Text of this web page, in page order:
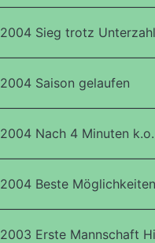
2004 Sieg trotz Unterzahl
2004 Saison gelaufen
2004 Nach 4 Minuten k.o.
2004 Beste
2003 Erste Mannschaft